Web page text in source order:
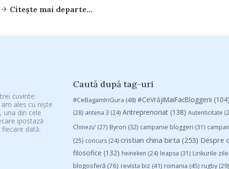
Citește mai departe...
cuvinte:
ales cu niște
una din cele
ipostază
dată.
Caută după tag-uri
#CeBagamInGura (48) #CeVrăjiMaiFacBloggerii (104)
(28) antena 3 (24) Antreprenoriat (138) Autenticitate
Chinezu’ (27) Byron (32) campanie bloggeri (31)
(25) concurs (24) cristian china birta (253) Despre
filosofice (132) heineken (24) leapsa (31) Linkurile zilei
blogosferă (76) revista biz (41) romania (45) rugby (29)